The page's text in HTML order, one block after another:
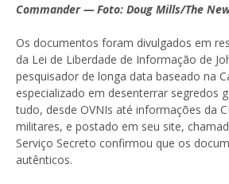
Commander — Foto: Doug Mills/The
Os documentos foram divulgados em
da Lei de Liberdade de Informação de
pesquisador de longa data baseado na
especializado em desenterrar segredos
tudo, desde OVNIs até informações da
militares, e postado em seu site,
Serviço Secreto confirmou que os
autênticos.